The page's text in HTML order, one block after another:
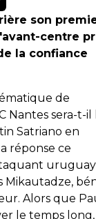
son
centre
la confiance
de
Nantes sera-t-il
Satriano en
réponse ce
Mikautadze,
Alors que
le temps